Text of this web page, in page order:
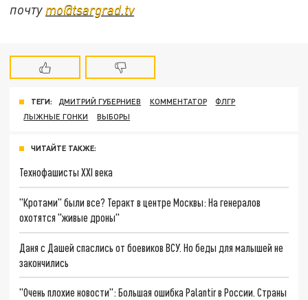
почту mo@tsargrad.tv
ТЕГИ: ДМИТРИЙ ГУБЕРНИЕВ КОММЕНТАТОР
ФЛГР
ЛЫЖНЫЕ ГОНКИ
ВЫБОРЫ
ЧИТАЙТЕ ТАКЖЕ:
Технофашисты XXI века
"Кротами" были все? Теракт в центре Москвы: На генералов
охотятся "живые дроны"
Даня с Дашей спаслись от боевиков ВСУ. Но беды для малышей не
закончились
"Очень плохие новости": Большая ошибка Palantir в России. Страны